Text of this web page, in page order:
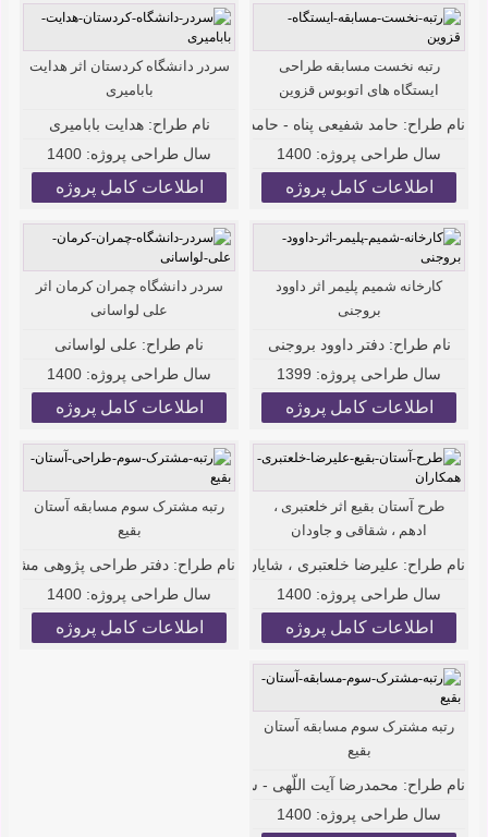
رتبه نخست مسابقه طراحی
ایستگاه های اتوبوس قزوین
نام طراح: حامد شفیعی پناه - حامد صفری
سال طراحی پروژه: 1400
اطلاعات کامل پروژه
سردر دانشگاه کردستان اثر هدایت
بابامیری
نام طراح: هدایت بابامیری
سال طراحی پروژه: 1400
اطلاعات کامل پروژه
کارخانه شمیم پلیمر اثر داوود
بروجنی
نام طراح: دفتر داوود بروجنی
سال طراحی پروژه: 1399
اطلاعات کامل پروژه
سردر دانشگاه چمران کرمان اثر
علی لواسانی
نام طراح: علی لواسانی
سال طراحی پروژه: 1400
اطلاعات کامل پروژه
طرح آستان بقیع اثر خلعتبری ،
ادهم ، شقاقی و جاودان
نام طراح: علیرضا خلعتبری ، شایان ادهم ، پوریا شقاقی و امیر جاودان
سال طراحی پروژه: 1400
اطلاعات کامل پروژه
رتبه مشترک سوم مسابقه آستان
بقیع
نام طراح: دفتر طراحی پژوهی
سال طراحی پروژه: 1400
اطلاعات کامل پروژه
رتبه مشترک سوم مسابقه آستان
بقیع
نام طراح: محمدرضا آیت اللّهی - سَیِّد امیر حسینی - محمدرضا رحیم
سال طراحی پروژه: 1400